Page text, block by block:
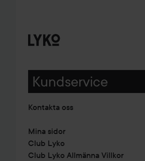
Kundservice
Kontakta oss
Mina sidor
Club Lyko
Club Lyko Allmänna Villkor